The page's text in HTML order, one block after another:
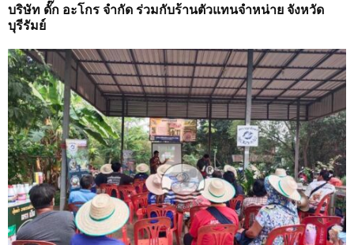
บริษัท ดั๊ก อะโกร จำกัด ร่วมกับร้านตัวแทนจำหน่าย จังหวัด
บุรีรัมย์